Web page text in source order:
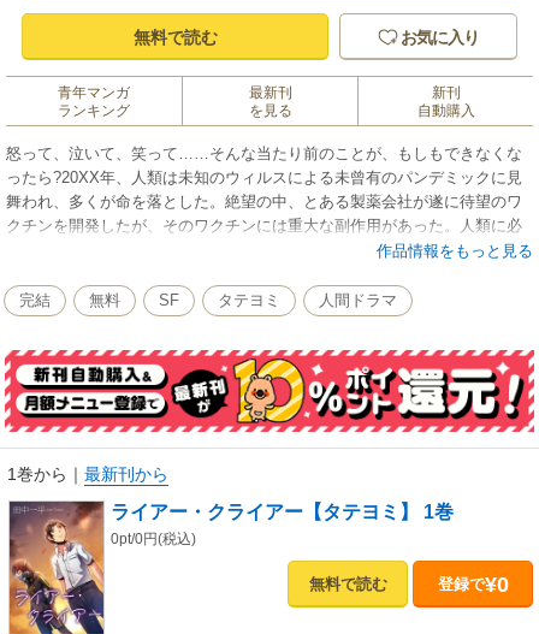
無料で読む お気に入り
青年マンガ
ランキング
最新刊
を見る
新刊
自動購入
怒って、泣いて、笑って……そんな当たり前のことが、もしもできなくな
ったら?20XX年、人類は未知のウィルスによる未曾有のパンデミックに見
舞われ、多くが命を落とした。絶望の中、とある製薬会社が遂に待望のワ
クチンを開発したが、そのワクチンには重大な副作用があった。人類に必
要なのは命か、それとも……。嘘と涙のジュブナイルヒューマンストーリ
作品情報をもっと見る
完結 無料 SF タテヨミ 人間ドラマ
1巻から ｜ 最新刊から
ライアー・クライアー【タテヨミ】 1巻
0pt/0円(税込)
無料で読む 登録で¥0